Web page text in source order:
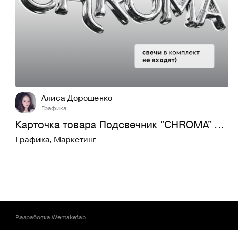
Алиса Дорошенко
Графика
Карточка товара Подсвечник "CHROMA" | Инфографика
Графика, Маркетинг
РазработкаWemakefab.